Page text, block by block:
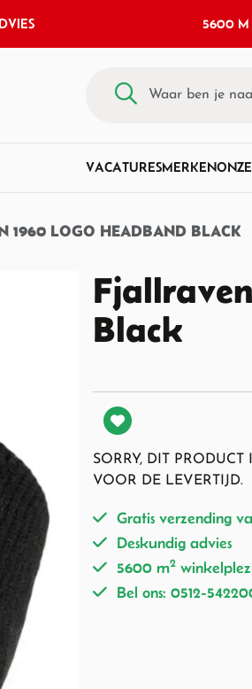
5600
VACATURESMERKEN
1960 LOGO HEADBAND BLACK
Black
SORRY, DIT
VOOR DE LEVERTIJD.
Gratis verzending
Deskundig advies
5600 m2
Bel ons: 0512-